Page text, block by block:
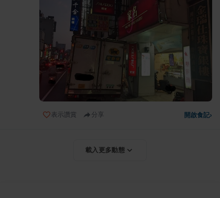
表示讚賞 分享 開啟食記›
載入更多動態